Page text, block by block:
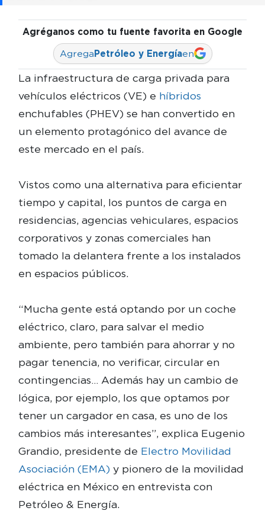
Agréganos como tu fuente favorita en Google
AgregaPetróleo y Energíaen
La infraestructura de carga privada para
vehículos eléctricos (VE) e híbridos
enchufables (PHEV) se han convertido en
un elemento protagónico del avance de
este mercado en el país.
Vistos como una alternativa para eficientar
tiempo y capital, los puntos de carga en
residencias, agencias vehiculares, espacios
corporativos y zonas comerciales han
tomado la delantera frente a los instalados
en espacios públicos.
“Mucha gente está optando por un coche
eléctrico, claro, para salvar el medio
ambiente, pero también para ahorrar y no
pagar tenencia, no verificar, circular en
contingencias… Además hay un cambio de
lógica, por ejemplo, los que optamos por
tener un cargador en casa, es uno de los
cambios más interesantes”, explica Eugenio
Grandio, presidente de Electro Movilidad
Asociación (EMA) y pionero de la movilidad
eléctrica en México en entrevista con
Petróleo & Energía.